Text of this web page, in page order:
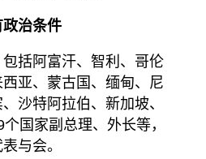
治条件
括阿富汗、智利、哥伦
亚、蒙古国、缅甸、尼
沙特阿拉伯、新加坡、
国家副总理、外长等，
与会。